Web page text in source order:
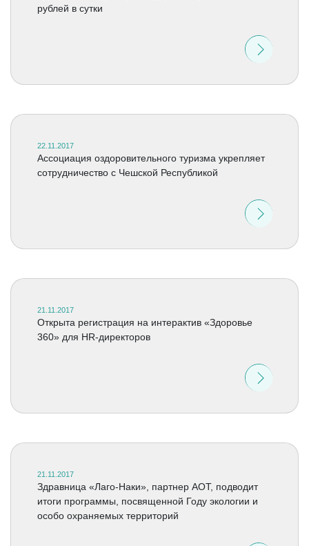
рублей в сутки
22.11.2017
Ассоциация оздоровительного туризма укрепляет
сотрудничество с Чешской Республикой
21.11.2017
Открыта регистрация на интерактив «Здоровье
360» для HR-директоров
21.11.2017
Здравница «Лаго-Наки», партнер АОТ, подводит
итоги программы, посвященной Году экологии и
особо охраняемых территорий